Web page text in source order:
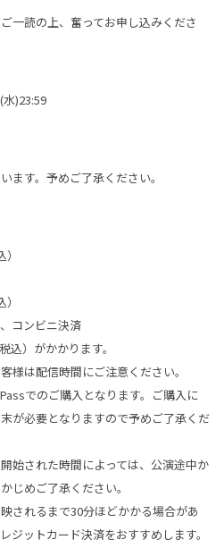
一読の上、奮ってお申し込みくださ
)23:59
す。予めご了承ください。
コンビニ決済
）がかかります。
様は配信時間にご注意ください。
でのご購入となります。ご購入に
が必要となりますので予めご了承くだ
始された時間によっては、公演途中か
じめご了承ください。
されるまで30分ほどかかる場合があ
ジットカード決済をおすすめします。